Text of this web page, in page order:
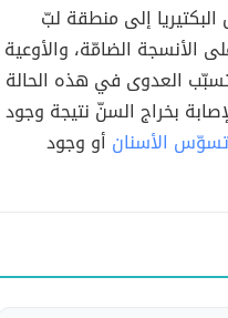
إلى منطقة لبّ
الأنسجة الضامّة، والأوعية
العدوى في هذه الحالة
بخراج السنّ نتيجة وجود
تسوّس الأسنان أو وجود